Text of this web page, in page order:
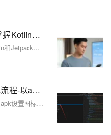
为什么大厂要求安卓开发者掌握Kotlin和Jetpack？深度解析现代Android开发生态优雅草卓伊凡
为什么大厂要求安卓开发者掌握Kotlin和Jetpack？深度解析现代Android开发生态优雅草卓伊凡
【03】完整flutter的APP打包流程-以apk设置图标-包名-签名-APP名-打包流程为例—-开发完整的社交APP-前端客户端开发+数据联调|以优雅草商业项目为例做开发-flutter开发-全流程-商业应用级实战开发-优雅草央千澈 章节内容【03】
【03】完整flutter的APP打包流程-以apk设置图标-包名-签名-APP名-打包流程为例—-开发完整的社交APP-前端客户端开发+数据联调|以优雅草商业项目为例做开发-flutter开发-全流程-商业应用级实战开发-优雅草央千澈 章节内容【03】